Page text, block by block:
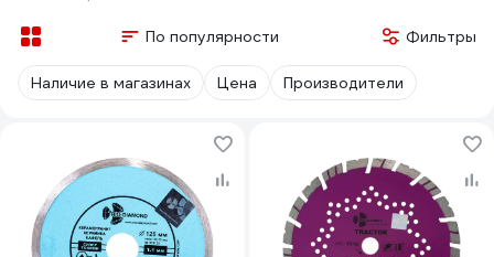
По популярности Фильтры
Наличие в магазинах Цена Производители